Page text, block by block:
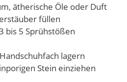
ätherische Öle oder Duft
füllen
bis 5 Sprühstößen
lagern
Stein einziehen